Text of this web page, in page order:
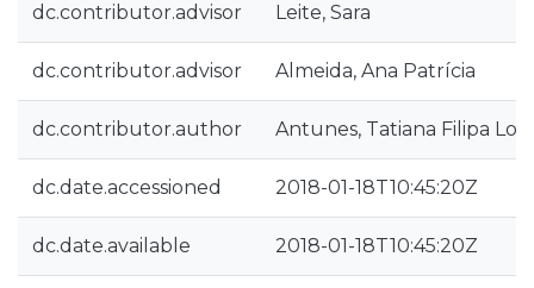
dc.contributor.advisor Leite, Sara
dc.contributor.advisor Almeida, Ana Patrícia
dc.contributor.author Antunes, Tatiana Filipa
dc.date.accessioned 2018-01-18T10:45:20Z
dc.date.available 2018-01-18T10:45:20Z